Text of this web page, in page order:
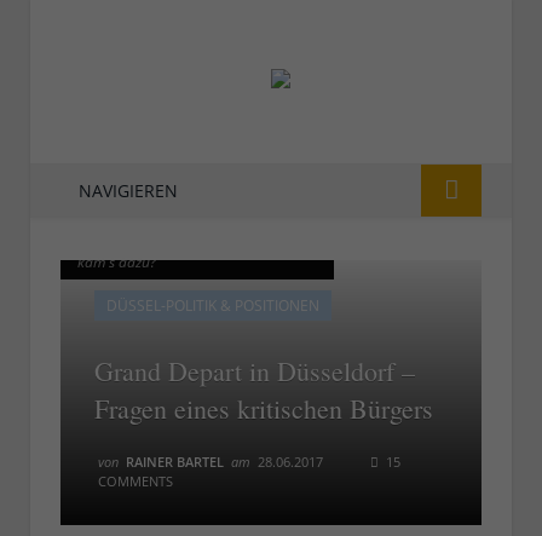
NAVIGIEREN
kam's dazu?
DÜSSEL-POLITIK & POSITIONEN
Grand Depart in Düsseldorf –
Fragen eines kritischen Bürgers
von RAINER BARTEL am 28.06.2017
15
COMMENTS
kam's dazu?